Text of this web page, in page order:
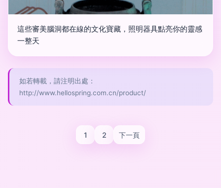
這些審美腦洞都在線的文化寶藏，照明器具點亮你的靈感
一整天
如若轉載，請注明出處：
http://www.hellospring.com.cn/product/
1 2 下一頁